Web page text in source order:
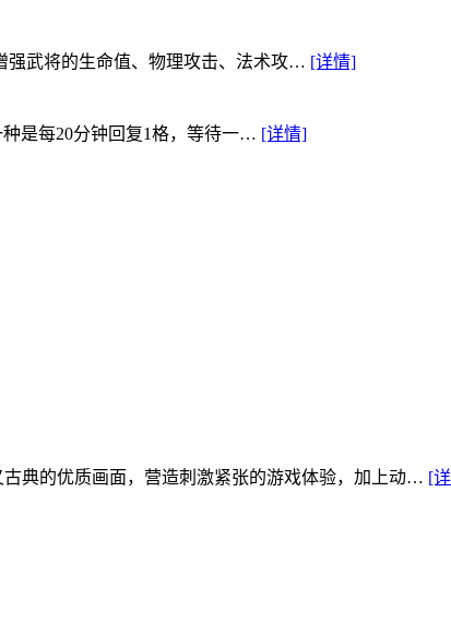
强武将的生命值、物理攻击、法术攻… [详情]
是每20分钟回复1格，等待一… [详情]
典的优质画面，营造刺激紧张的游戏体验，加上动… [